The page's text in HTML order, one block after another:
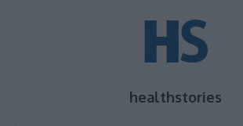
healthstories